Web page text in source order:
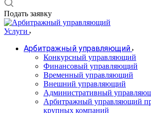
Подать заявку
Услуги
Арбитражный управляющий
Конкурсный управляющий
Финансовый управляющий
Временный управляющий
Внешний управляющий
Административный
Арбитражный управляющий
крупных компаний